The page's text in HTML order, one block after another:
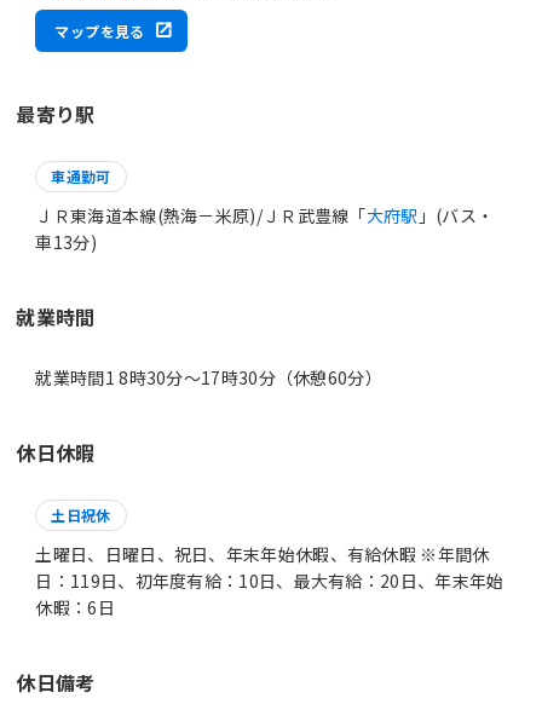
マップを見る
最寄り駅
車通勤可
ＪＲ東海道本線(熱海－米原)/ＪＲ武豊線「大府駅 」(バス・
車13分)
就業時間
就業時間1 8時30分〜17時30分（休憩60分）
休日休暇
土日祝休
土曜日、日曜日、祝日、年末年始休暇、有給休暇 ※年間休
日：119日、初年度有給：10日、最大有給：20日、年末年始
休暇：6日
休日備考